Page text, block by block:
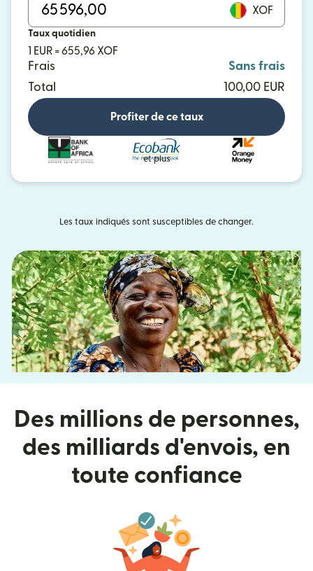
XOF
Taux quotidien
1 EUR = 655,96 XOF
Frais
Sans frais
Total
100,00 EUR
Profiter de ce taux
et plus
Les taux indiqués sont susceptibles de changer.
Des millions de personnes,
des milliards d'envois, en
toute confiance